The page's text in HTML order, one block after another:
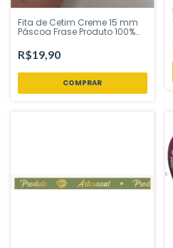
Fita de Cetim Creme 15 mm
Páscoa Frase Produto 100%
Progresso - Inspire sua Festa
Loja
R$19,90